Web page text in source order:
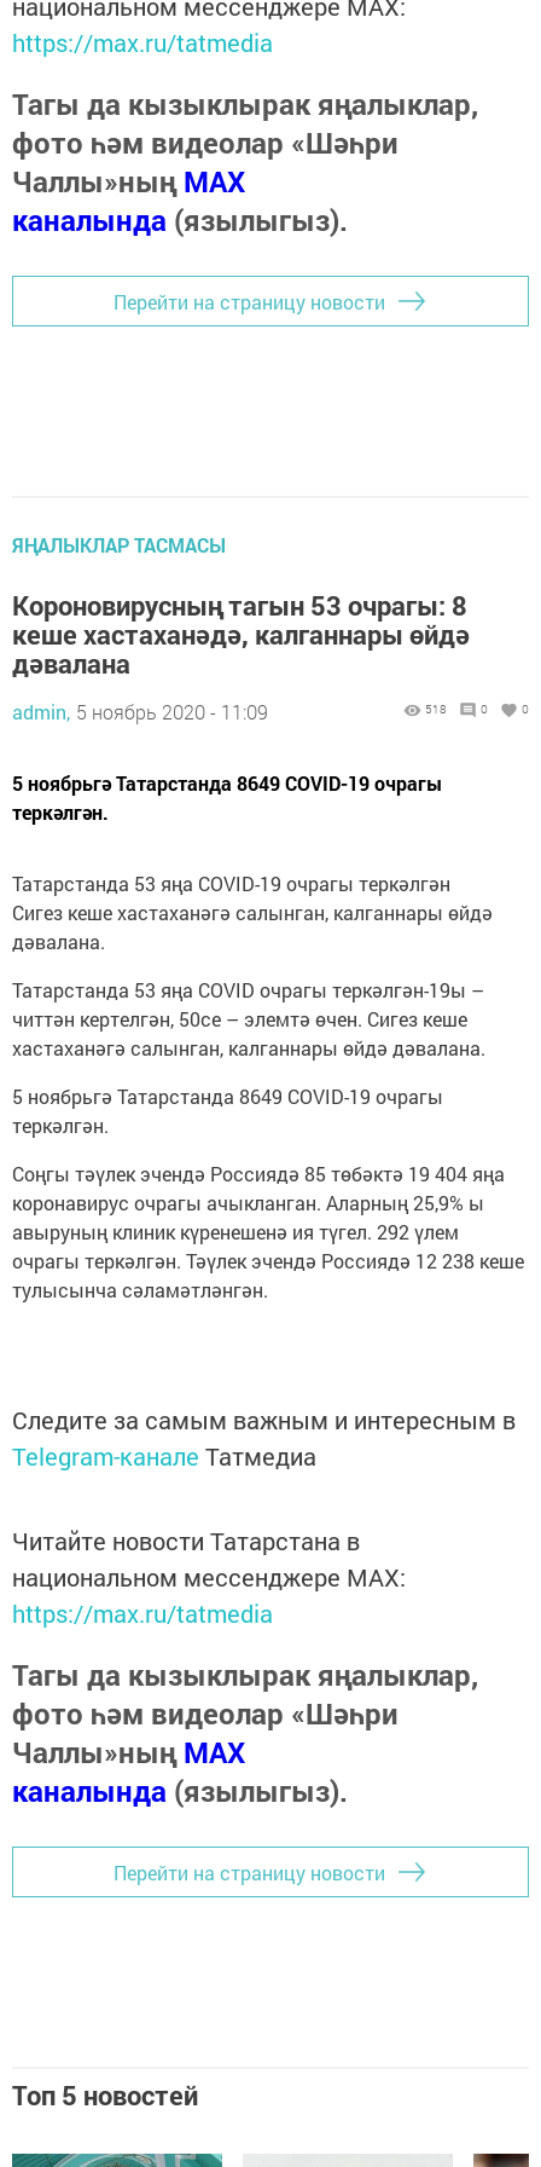
https://max.ru/tatmedia
Тагы да кызыклырак яңалыклар,
фото һәм видеолар «Шәһри
Чаллы»ныңMAX
каналында (язылыгыз).
Перейти на страницу новости
ЯҢАЛЫКЛАР ТАСМАСЫ
Короновирусның тагын 53 очрагы: 8
кеше хастаханәдә, калганнары өйдә
дәвалана
admin, 5 ноябрь 2020 - 11:09 518 0 0
5 ноябрьгә Татарстанда 8649 COVID-19 очрагы
теркәлгән.
Татарстанда 53 яңа COVID-19 очрагы теркәлгән
Сигез кеше хастаханәгә салынган, калганнары өйдә
дәвалана.
Татарстанда 53 яңа COVID очрагы теркәлгән-19ы –
читтән кертелгән, 50се – элемтә өчен. Сигез кеше
хастаханәгә салынган, калганнары өйдә дәвалана.
5 ноябрьгә Татарстанда 8649 COVID-19 очрагы
теркәлгән.
Соңгы тәүлек эчендә Россиядә 85 төбәктә 19 404 яңа
коронавирус очрагы ачыкланган. Аларның 25,9% ы
авыруның клиник күренешенә ия түгел. 292 үлем
очрагы теркәлгән. Тәүлек эчендә Россиядә 12 238 кеше
тулысынча сәламәтләнгән.
Следите за самым важным и интересным в
Telegram-канале Татмедиа
Читайте новости Татарстана в
национальном мессенджере MАХ:
https://max.ru/tatmedia
Тагы да кызыклырак яңалыклар,
фото һәм видеолар «Шәһри
Чаллы»ныңMAX
каналында (язылыгыз).
Перейти на страницу новости
Топ 5 новостей